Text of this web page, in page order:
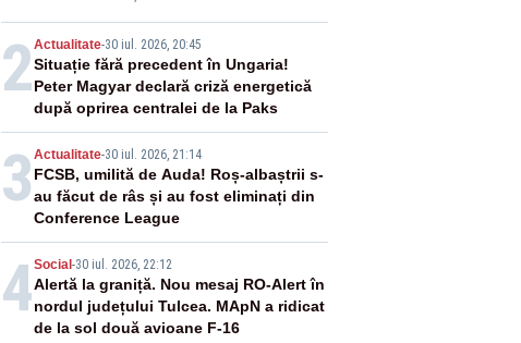
2Actualitate-30 iul. 2026, 20:45
Situație fără precedent în Ungaria!
Peter Magyar declară criză energetică
după oprirea centralei de la Paks
3 Actualitate-30 iul. 2026, 21:14
FCSB, umilită de Auda! Roș-albaștrii s-
au făcut de râs și au fost eliminați din
Conference League
4Social -30 iul. 2026, 22:12
Alertă la graniță. Nou mesaj RO-Alert în
nordul județului Tulcea. MApN a ridicat
de la sol două avioane F-16